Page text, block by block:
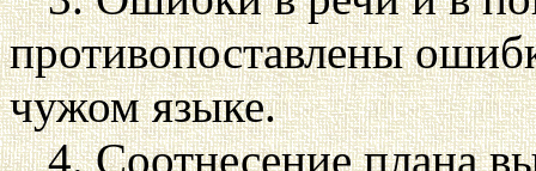
противопоставлены
чужом языке.
4. Соотнесение плана